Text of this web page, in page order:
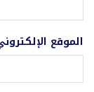
الموقع